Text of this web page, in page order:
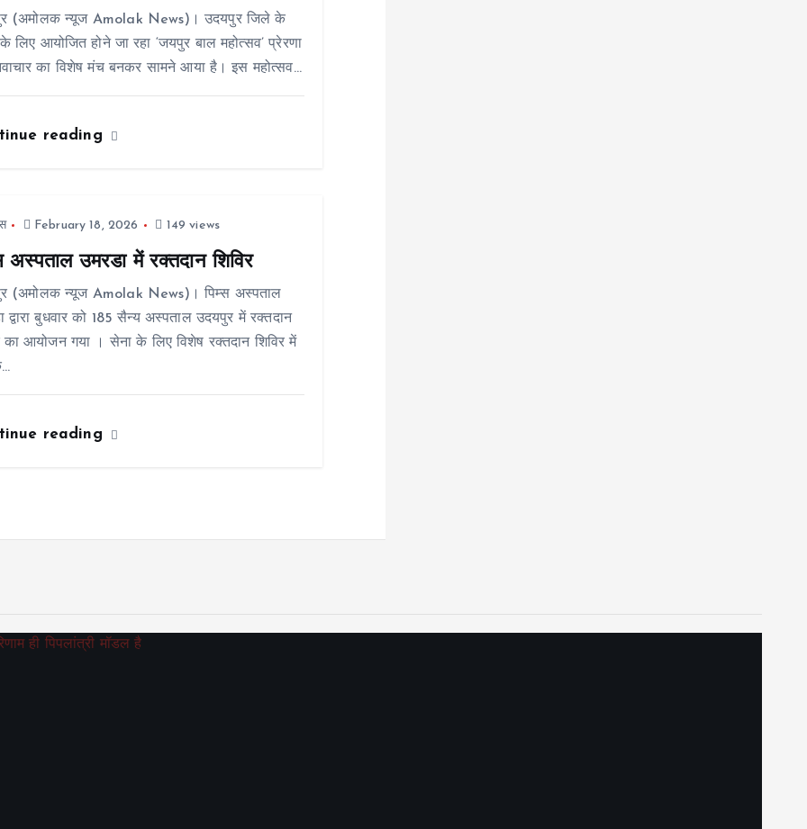
(अमोलक न्यूज Amolak News)। उदयपुर जिले के
लिए आयोजित होने जा रहा ‘जयपुर बाल महोत्सव’ प्रेरणा
का विशेष मंच बनकर सामने आया है। इस महोत्सव…
reading
February 18, 2026 149 views
अस्पताल उमरडा में रक्तदान शिविर
(अमोलक न्यूज Amolak News)। पिम्स अस्पताल
द्वारा बुधवार को 185 सैन्य अस्पताल उदयपुर में रक्तदान
का आयोजन गया । सेना के लिए विशेष रक्तदान शिविर में
reading